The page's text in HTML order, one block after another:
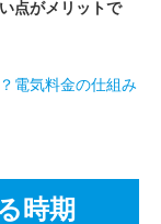
点がメリットで
電気料金の仕組み
時期